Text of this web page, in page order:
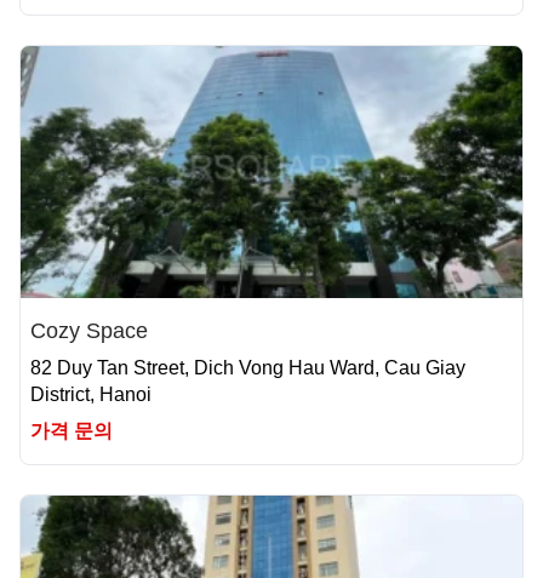
Cozy Space
82 Duy Tan Street, Dich Vong Hau Ward, Cau Giay
District, Hanoi
가격 문의